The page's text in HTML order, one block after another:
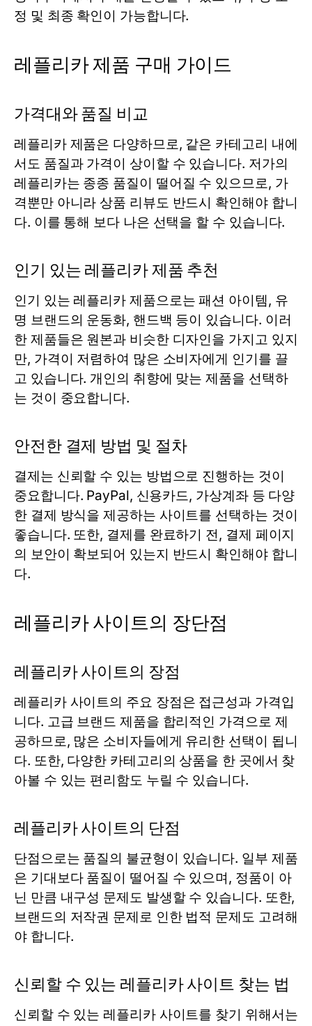
정 및 최종 확인이 가능합니다.
레플리카 제품 구매 가이드
가격대와 품질 비교
레플리카 제품은 다양하므로, 같은 카테고리 내에
서도 품질과 가격이 상이할 수 있습니다. 저가의
레플리카는 종종 품질이 떨어질 수 있으므로, 가
격뿐만 아니라 상품 리뷰도 반드시 확인해야 합니
다. 이를 통해 보다 나은 선택을 할 수 있습니다.
인기 있는 레플리카 제품 추천
인기 있는 레플리카 제품으로는 패션 아이템, 유
명 브랜드의 운동화, 핸드백 등이 있습니다. 이러
한 제품들은 원본과 비슷한 디자인을 가지고 있지
만, 가격이 저렴하여 많은 소비자에게 인기를 끌
고 있습니다. 개인의 취향에 맞는 제품을 선택하
는 것이 중요합니다.
안전한 결제 방법 및 절차
결제는 신뢰할 수 있는 방법으로 진행하는 것이
중요합니다. PayPal, 신용카드, 가상계좌 등 다양
한 결제 방식을 제공하는 사이트를 선택하는 것이
좋습니다. 또한, 결제를 완료하기 전, 결제 페이지
의 보안이 확보되어 있는지 반드시 확인해야 합니
다.
레플리카 사이트의 장단점
레플리카 사이트의 장점
레플리카 사이트의 주요 장점은 접근성과 가격입
니다. 고급 브랜드 제품을 합리적인 가격으로 제
공하므로, 많은 소비자들에게 유리한 선택이 됩니
다. 또한, 다양한 카테고리의 상품을 한 곳에서 찾
아볼 수 있는 편리함도 누릴 수 있습니다.
레플리카 사이트의 단점
단점으로는 품질의 불균형이 있습니다. 일부 제품
은 기대보다 품질이 떨어질 수 있으며, 정품이 아
닌 만큼 내구성 문제도 발생할 수 있습니다. 또한,
브랜드의 저작권 문제로 인한 법적 문제도 고려해
야 합니다.
신뢰할 수 있는 레플리카 사이트 찾는 법
신뢰할 수 있는 레플리카 사이트를 찾기 위해서는